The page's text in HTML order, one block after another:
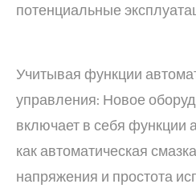
потенциальные
Учитывая функции
управления: Новое
включает в себя функции
как автоматическая
напряжения и простота